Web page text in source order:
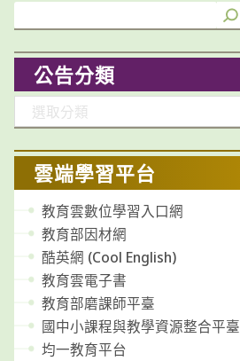
公告分類
類
雲端學習平台
教育雲數位學習入口網
教育部因材網
酷英網 (Cool English)
教育雲電子書
教育部磨課師平臺
國中小課程與教學資源整合平臺
均一教育平台